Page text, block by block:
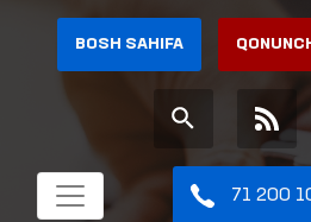
BOSH SAHIFA
71 200